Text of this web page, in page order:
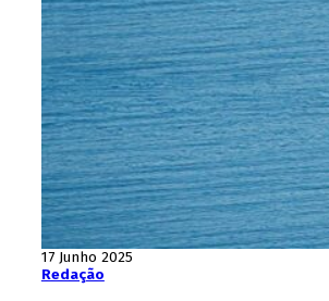
17 Junho 2025
Redação